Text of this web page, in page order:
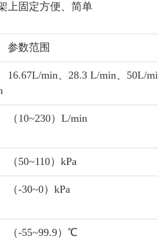
上固定方便、简单
数范围
min、28.3 L/min、50L/
10~230）L/min
50~110）kPa
-30~0）kPa
-55~99.9）℃